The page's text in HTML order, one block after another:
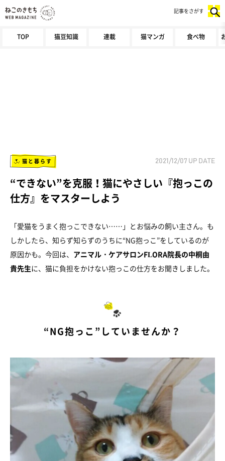
TOP 猫豆知識 連載 猫マンガ 食べ物
記事をさがす
猫と暮らす 2021/12/07 UP DATE
“できない”を克服！猫にやさしい『抱っこの
仕方』をマスターしよう
「愛猫をうまく抱っこできない……」とお悩みの飼い主さん。も
しかしたら、知らず知らずのうちに“NG抱っこ”をしているのが
原因かも。今回は、 アニマル・ケアサロンFLORA院長の中桐由
貴先生に、猫に負担をかけない抱っこの仕方をお聞きしました。
“NG抱っこ”していませんか？